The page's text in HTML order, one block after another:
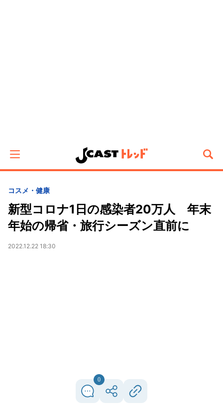
コスメ・健康
新型コロナ1日の感染者20万人 年末
年始の帰省・旅行シーズン直前に
2022.12.22 18:30
0